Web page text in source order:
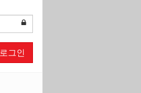
로그인